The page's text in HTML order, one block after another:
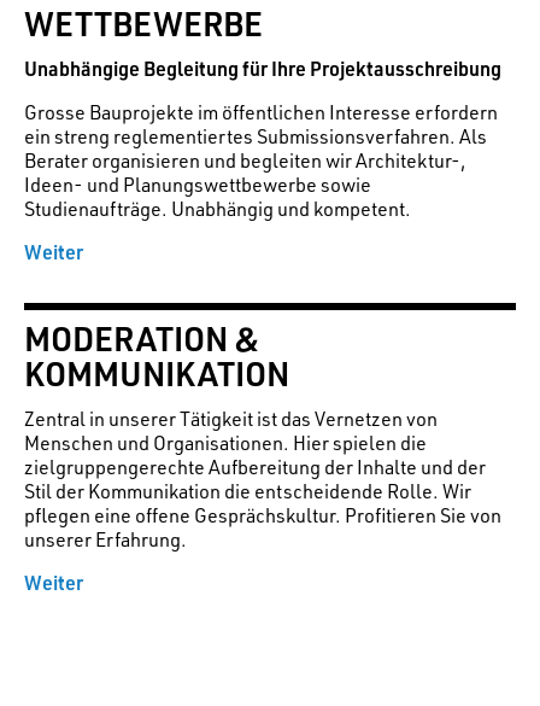
WETTBEWERBE
Unabhängige Begleitung für Ihre Projektausschreibung
Grosse Bauprojekte im öffentlichen Interesse erfordern
ein streng reglementiertes Submissionsverfahren. Als
Berater organisieren und begleiten wir Architektur-,
Ideen- und Planungswettbewerbe sowie
Studienaufträge. Unabhängig und kompetent.
Weiter
MODERATION &
KOMMUNIKATION
Zentral in unserer Tätigkeit ist das Vernetzen von
Menschen und Organisationen. Hier spielen die
zielgruppengerechte Aufbereitung der Inhalte und der
Stil der Kommunikation die entscheidende Rolle. Wir
pflegen eine offene Gesprächskultur. Profitieren Sie von
unserer Erfahrung.
Weiter